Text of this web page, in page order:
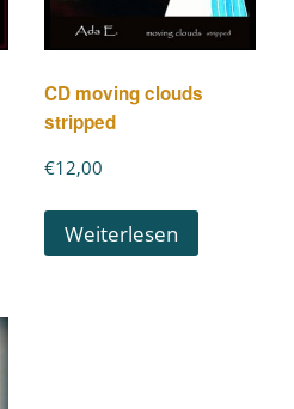
CD moving clouds
stripped
€12,00
Weiterlesen